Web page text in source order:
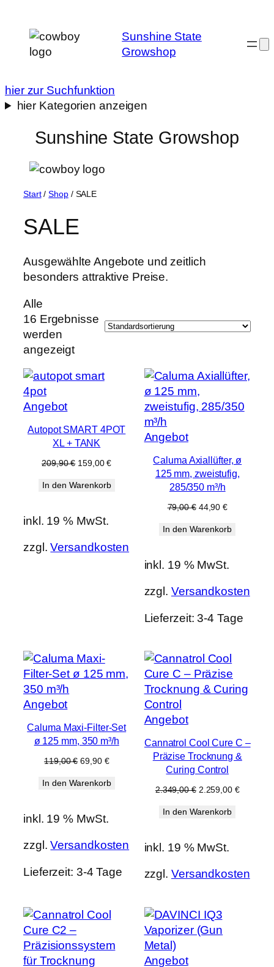
Inhalt
springen
Sunshine State
Growshop
hier zur Suchfunktion
hier Kategorien anzeigen
Sunshine State Growshop
Start/Shop/ SALE
SALE
Ausgewählte Angebote und zeitlich
besonders attraktive Preise.
Alle
16 Ergebnisse
werden
angezeigt
AngebotProdukt
Angebot
Autopot SMART 4POT
XL + TANK
209,90€ Ursprünglicher
war:
159,00€Aktueller
ist:
In den Warenkorb
inkl. 19 % MwSt.
zzgl.Versandkosten
AngebotProdukt
Angebot
Caluma Axiallüfter, ø
125 mm, zweistufig,
285/350 m³/h
79,00€ Ursprünglicher
war:
44,90€Aktueller
ist:
In den Warenkorb
inkl. 19 % MwSt.
zzgl. Versandkosten
Lieferzeit:3-4 Tage
AngebotProdukt
Angebot
Caluma Maxi-Filter-Set
ø 125 mm, 350 m³/h
119,00€ Ursprünglicher
war:
69,90 €Aktueller
ist:
In den Warenkorb
inkl. 19 % MwSt.
zzgl.Versandkosten
Lieferzeit: 3-4 Tage
AngebotProdukt
Angebot
Cannatrol Cool Cure C –
Präzise Trocknung &
Curing Control
2.349,00€ Ursprünglicher
war:
2.259,00 €Aktueller
In den Warenkorb
inkl. 19 % MwSt.
zzgl. Versandkosten
AngebotProdukt